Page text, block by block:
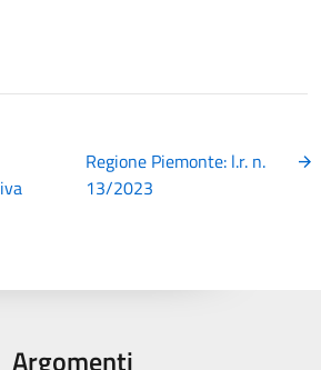
Regione Piemonte: l.r. n.
13/2023
Argomenti